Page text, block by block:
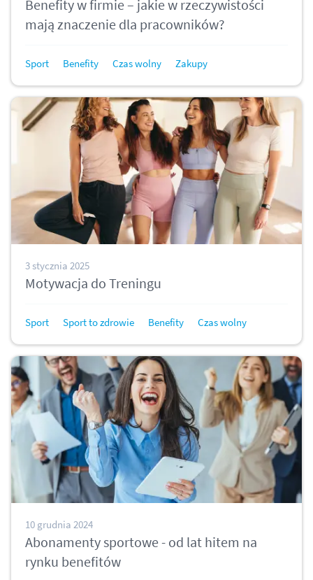
Benefity w firmie – jakie w rzeczywistości
mają znaczenie dla pracowników?
Sport Benefity Czas wolny Zakupy
3 stycznia 2025
Motywacja do Treningu
Sport Sport to zdrowie Benefity Czas wolny
10 grudnia 2024
Abonamenty sportowe - od lat hitem na
rynku benefitów